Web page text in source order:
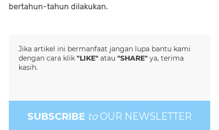
bertahun-tahun dilakukan.
Jika artikel ini bermanfaat jangan lupa bantu kami
dengan cara klik "LIKE" atau "SHARE" ya, terima
kasih.
SUBSCRIBE toOUR NEWSLETTER